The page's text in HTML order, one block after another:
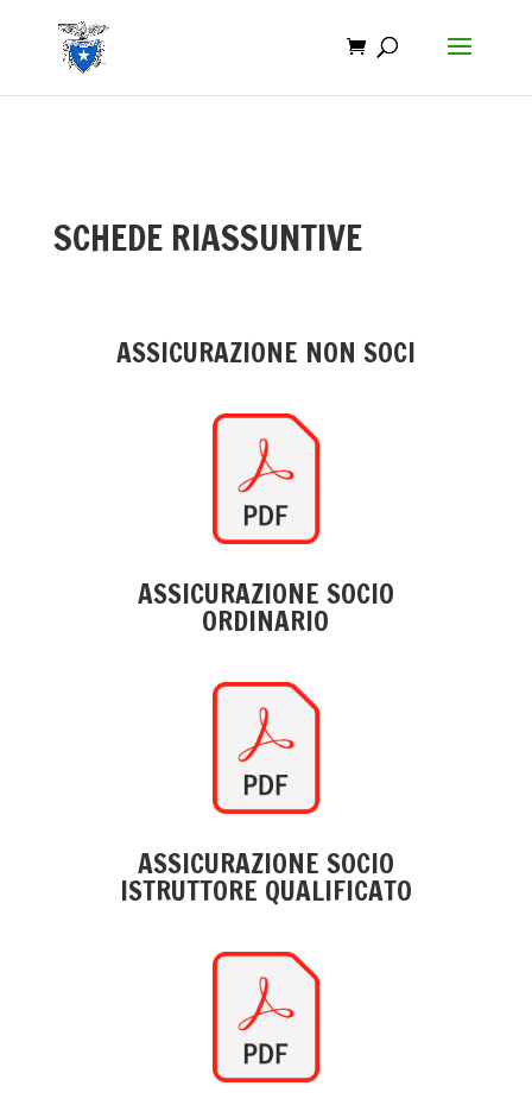
SCHEDE RIASSUNTIVE
ASSICURAZIONE NON SOCI
ASSICURAZIONE SOCIO
ORDINARIO
ASSICURAZIONE SOCIO
ISTRUTTORE QUALIFICATO